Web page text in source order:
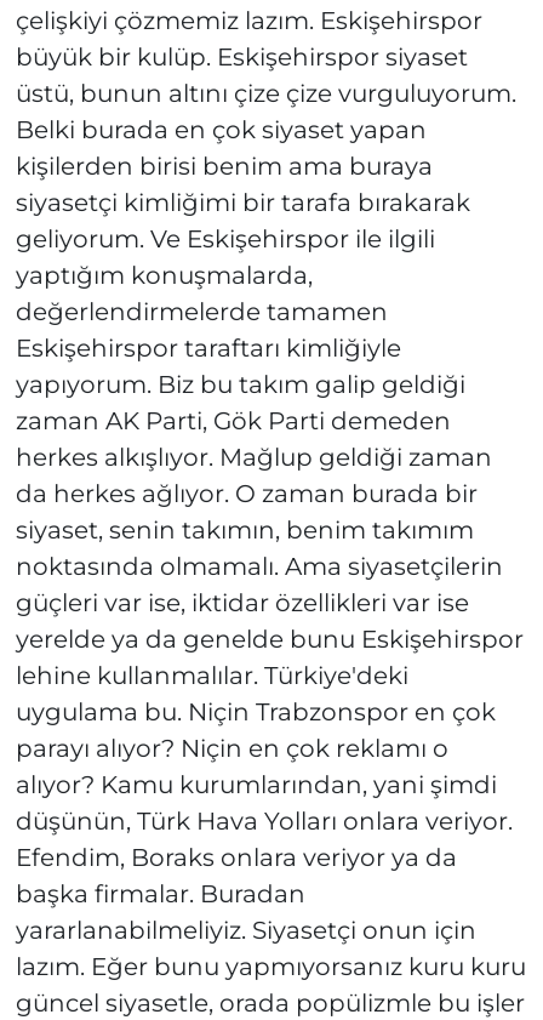
çelişkiyi çözmemiz lazım. Eskişehirspor
büyük bir kulüp. Eskişehirspor siyaset
üstü, bunun altını çize çize vurguluyorum.
Belki burada en çok siyaset yapan
kişilerden birisi benim ama buraya
siyasetçi kimliğimi bir tarafa bırakarak
geliyorum. Ve Eskişehirspor ile ilgili
yaptığım konuşmalarda,
değerlendirmelerde tamamen
Eskişehirspor taraftarı kimliğiyle
yapıyorum. Biz bu takım galip geldiği
zaman AK Parti, Gök Parti demeden
herkes alkışlıyor. Mağlup geldiği zaman
da herkes ağlıyor. O zaman burada bir
siyaset, senin takımın, benim takımım
noktasında olmamalı. Ama siyasetçilerin
güçleri var ise, iktidar özellikleri var ise
yerelde ya da genelde bunu Eskişehirspor
lehine kullanmalılar. Türkiye'deki
uygulama bu. Niçin Trabzonspor en çok
parayı alıyor? Niçin en çok reklamı o
alıyor? Kamu kurumlarından, yani şimdi
düşünün, Türk Hava Yolları onlara veriyor.
Efendim, Boraks onlara veriyor ya da
başka firmalar. Buradan
yararlanabilmeliyiz. Siyasetçi onun için
lazım. Eğer bunu yapmıyorsanız kuru kuru
güncel siyasetle, orada popülizmle bu işler